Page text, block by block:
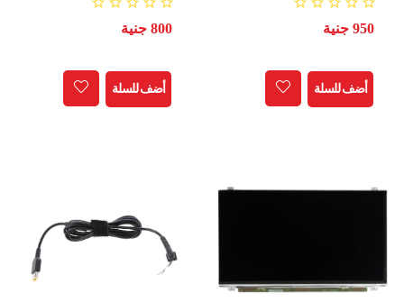
950 جنية
أضف للسلة
800 جنية
أضف للسلة